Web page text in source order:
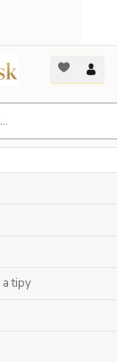
a tipy